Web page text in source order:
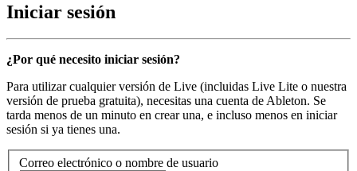
Iniciar sesión
¿Por qué necesito iniciar sesión?
Para utilizar cualquier versión de Live (incluidas Live Lite o nuestra
versión de prueba gratuita), necesitas una cuenta de Ableton. Se
tarda menos de un minuto en crear una, e incluso menos en iniciar
sesión si ya tienes una.
Correo electrónico o nombre de usuario